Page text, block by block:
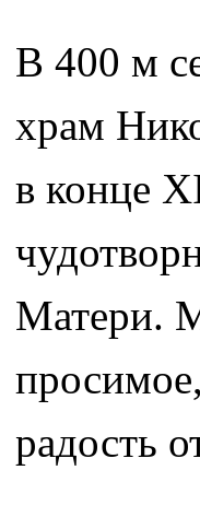
В 400 м
храм
в конце
Матери.
радость